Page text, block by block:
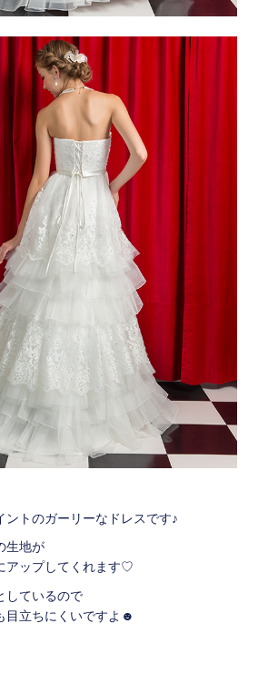
ントのガーリーなドレスです♪
生地が
アップしてくれます♡
しているので
目立ちにくいですよ☻